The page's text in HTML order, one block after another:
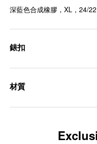
深藍色合成橡膠，XL，24/
錶扣
材質